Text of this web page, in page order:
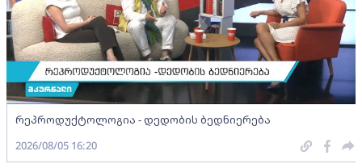
რეპროდუქტოლოგია - დედობის ბედნიერება
2026/08/05 16:20